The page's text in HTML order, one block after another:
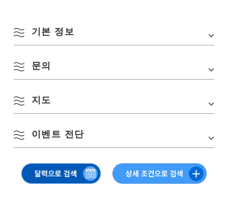
기본 정보
행사장문의
나가토시 시민 활동 지원 센터 준비실
지도
이벤트 전단
▽ 클릭 or 탭으로 보실 수 있습니다
8월
월 화 수 금 토 일
계절별 검색 by Season